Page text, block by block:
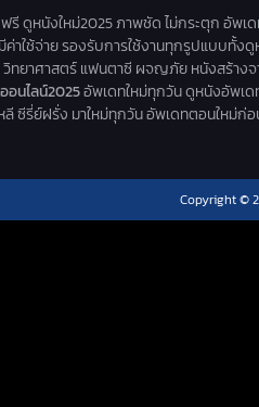
รี ดูหนังใหม่2025 ภาพชัด ไม่กระตุก อัพเ
าใช้จ่าย รองรับการใช้งานทุกรูปแบบทั้
ยาศาสตร์ แฟนตาซี ผจญภัย หนังสร้างจ
อนไลน์2025อัพเดทใหม่ทุกวัน ดูหนังอัพเด
ลี ซีรี่ย์ฝรั่ง มาใหม่ทุกวัน อัพเดทตอนใหม่ก่
Copyright ©